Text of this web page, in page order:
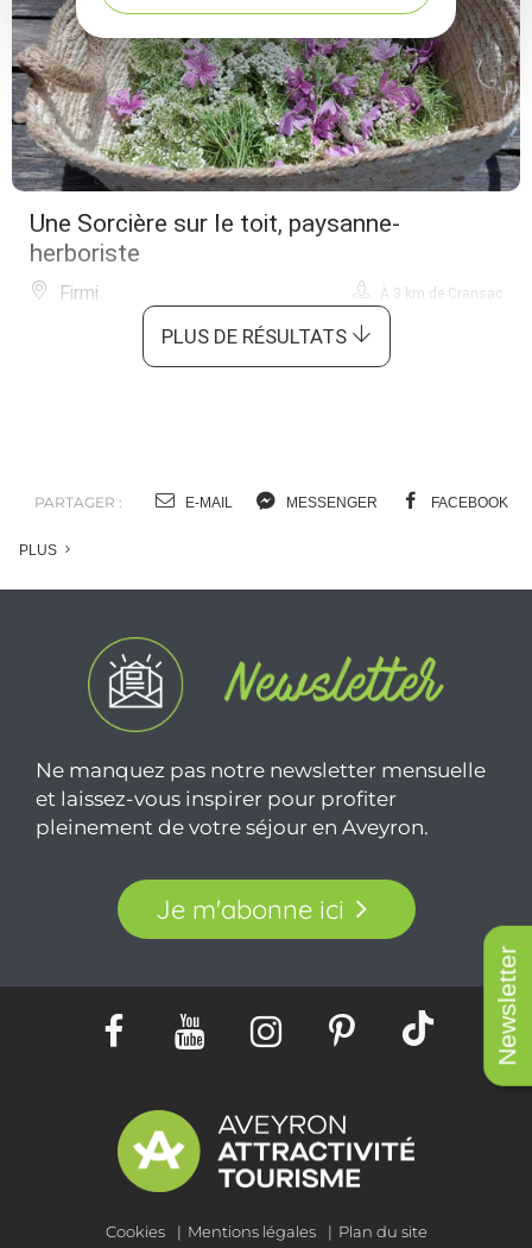
Newsletter
Une Sorcière sur le toit, paysanne-
herboriste
Firmi À 3 km de Cransac
PLUS DE RÉSULTATS
PARTAGER : E-MAIL MESSENGER FACEBOOK
PLUS
Ne manquez pas notre newsletter mensuelle
et laissez-vous inspirer pour profiter
pleinement de votre séjour en Aveyron.
Je m'abonne ici
Cookies Mentions légales Plan du site